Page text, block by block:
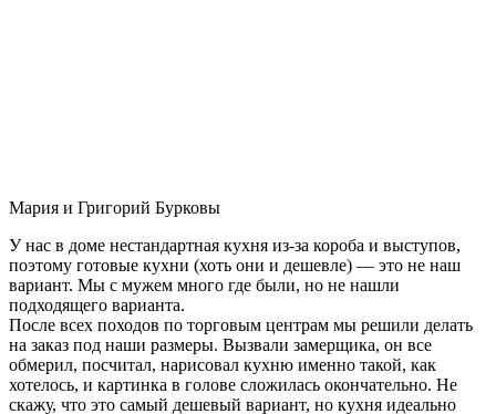
Мария и Григорий Бурковы
У нас в доме нестандартная кухня из-за короба и выступов,
поэтому готовые кухни (хоть они и дешевле) — это не наш
вариант. Мы с мужем много где были, но не нашли
подходящего варианта.
После всех походов по торговым центрам мы решили делать
на заказ под наши размеры. Вызвали замерщика, он все
обмерил, посчитал, нарисовал кухню именно такой, как
хотелось, и картинка в голове сложилась окончательно. Не
скажу, что это самый дешевый вариант, но кухня идеально